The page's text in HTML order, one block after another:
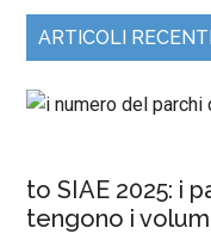
ARTICOLI RECENTI
to SIAE 2025: i
tengono i